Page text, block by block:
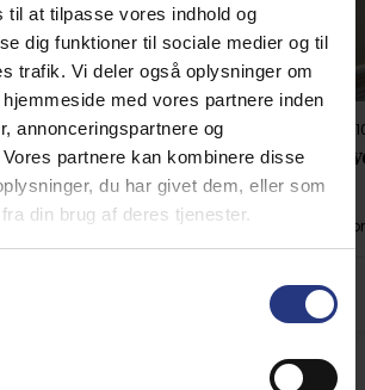
til at tilpasse vores indhold og
dig funktioner til sociale medier og til
trafik. Vi deler også oplysninger om
med vores partnere inden
annonceringspartnere og
partnere kan kombinere disse
du har givet dem, eller som
din brug af deres tjenester.
• Rindby
500 m zum Strand 2 Schlafzimmer Gratis Wi-Fi
Ferienhaus
Max. 4
4,4 (7)